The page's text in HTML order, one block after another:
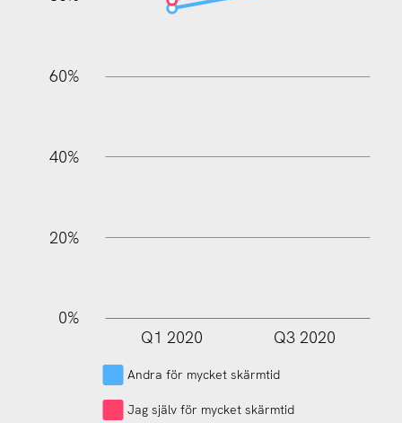
60%
40%
20%
0%
Q1 2020 Q3 2020
Andra för mycket skärmtid
Jag själv för mycket skärmtid